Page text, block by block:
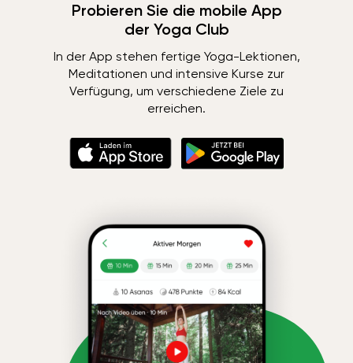
Probieren Sie die mobile App
der Yoga Club
In der App stehen fertige Yoga-Lektionen,
Meditationen und intensive Kurse zur
Verfügung, um verschiedene Ziele zu
erreichen.